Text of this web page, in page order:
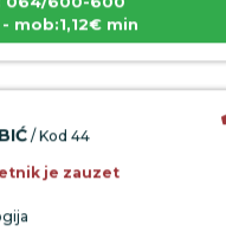
mob:1,12€ min
/ Kod 44